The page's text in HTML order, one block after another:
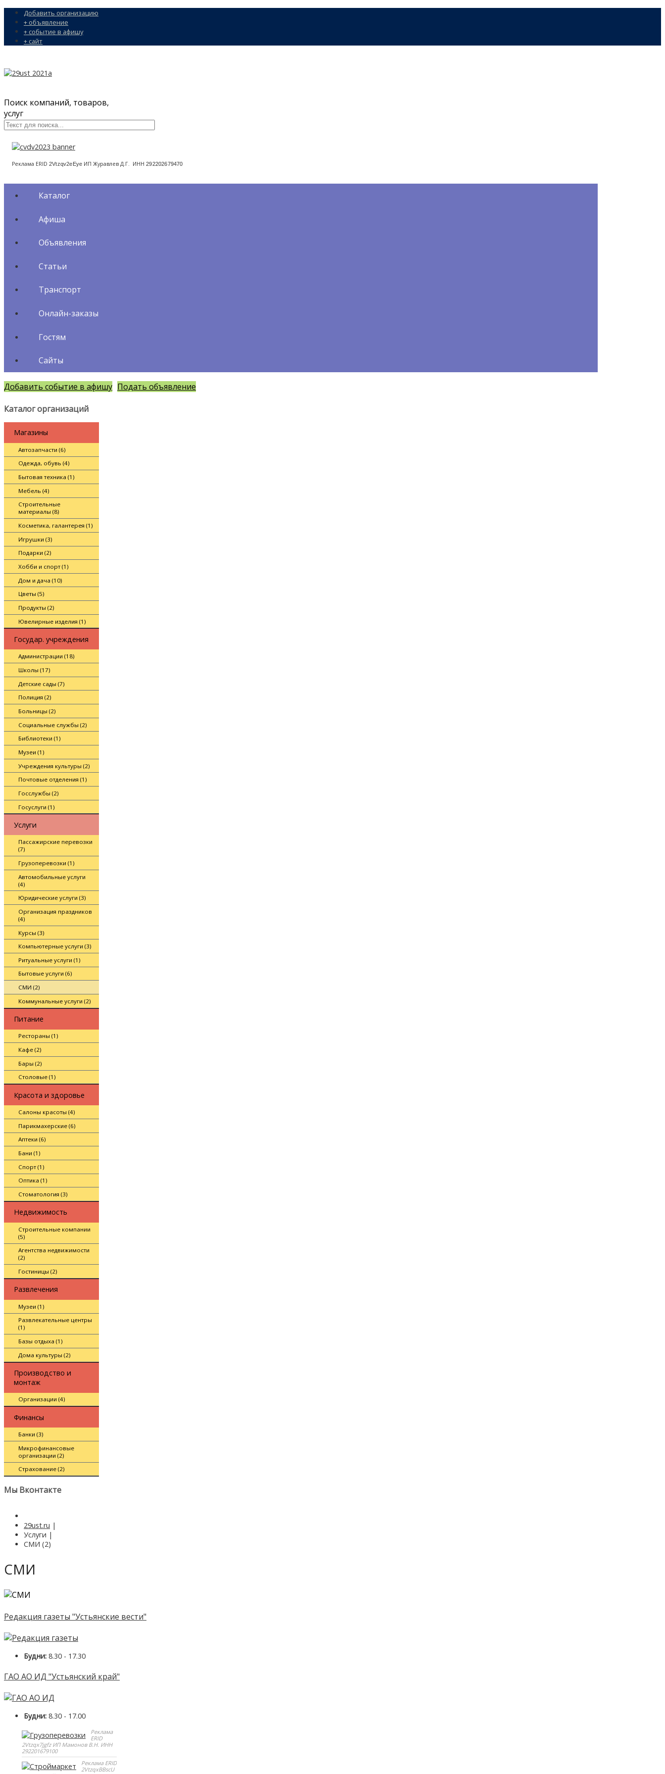
Добавить организацию
+ объявление
+ событие в афишу
+ сайт
Поиск компаний, товаров,
услуг
Реклама ERID 2Vtzqv2eEye ИП Журавлев Д.Г. ИНН292202679470
Каталог
Афиша
Объявления
Статьи
Транспорт
Онлайн-заказы
Гостям
Сайты
Добавить событие в афишу Подать объявление
Каталог организаций
Магазины
Автозапчасти (6)
Одежда, обувь (4)
Бытовая техника (1)
Мебель (4)
Строительные
материалы (8)
Косметика, галантерея (1)
Игрушки (3)
Подарки (2)
Хобби и спорт (1)
Дом и дача (10)
Цветы (5)
Продукты (2)
Ювелирные изделия (1)
Государ. учреждения
Администрации (18)
Школы (17)
Детские сады (7)
Полиция (2)
Больницы (2)
Социальные службы (2)
Библиотеки (1)
Музеи (1)
Учреждения культуры (2)
Почтовые отделения (1)
Госслужбы (2)
Госуслуги (1)
Услуги
Пассажирские перевозки
(7)
Грузоперевозки (1)
Автомобильные услуги
(4)
Юридические услуги (3)
Организация праздников
(4)
Курсы (3)
Компьютерные услуги (3)
Ритуальные услуги (1)
Бытовые услуги (6)
СМИ (2)
Коммунальные услуги (2)
Питание
Рестораны (1)
Кафе (2)
Бары (2)
Столовые (1)
Красота и здоровье
Салоны красоты (4)
Парикмахерские (6)
Аптеки (6)
Бани (1)
Спорт (1)
Оптика (1)
Стоматология (3)
Недвижимость
Строительные компании
(5)
Агентства недвижимости
(2)
Гостиницы (2)
Развлечения
Музеи (1)
Развлекательные центры
(1)
Базы отдыха (1)
Дома культуры (2)
Производство и
монтаж
Организации (4)
Финансы
Банки (3)
Микрофинансовые
организации (2)
Страхование (2)
Мы Вконтакте
29ust.ru |
Услуги |
СМИ (2)
СМИ
Редакция газеты "Устьянские вести"
Будни: 8.30 - 17.30
ГАО АО ИД "Устьянский край"
Будни: 8.30 - 17.00
Реклама
ERID
2Vtzqx7jgfz ИП Мамонов В.Н. ИНН
292201679100
Реклама ERID
2VtzqxBBscU